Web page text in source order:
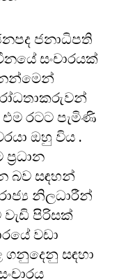
ජනාධිපති
සංචාරයක්
රටට පැමිණි
ඔහු විය .
බව සඳහන්
නිලධාරීන්
වැඩි පිරිසක්
වඩා
ගනුදෙනු සඳහා